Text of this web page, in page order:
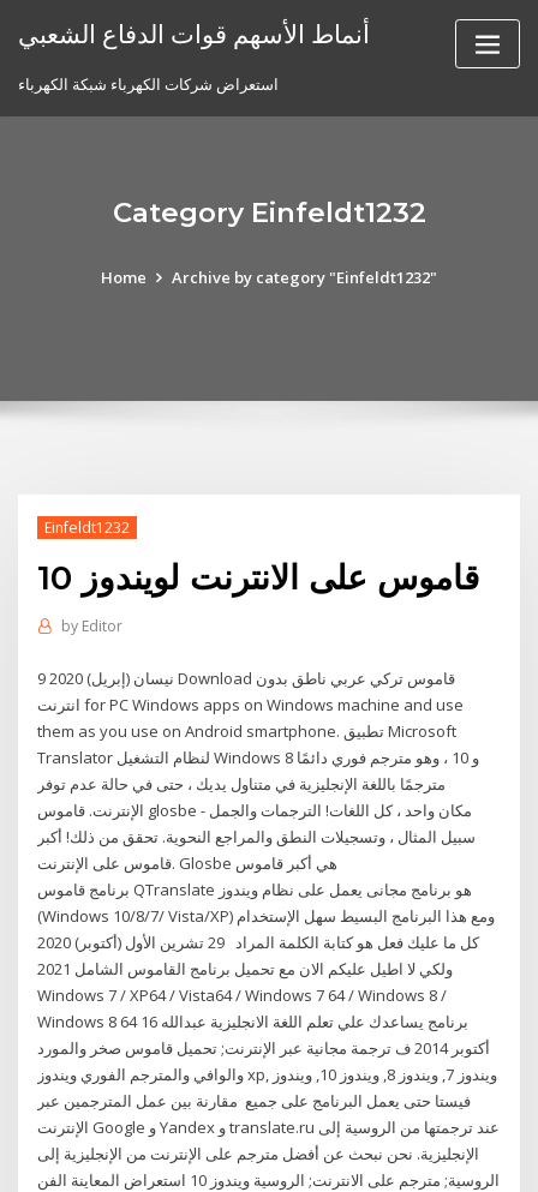
أنماط الأسهم قوات الدفاع الشعبي
استعراض شركات الكهرباء شبكة الكهرباء
Category Einfeldt1232
Home Archive by category "Einfeldt1232"
Einfeldt1232
قاموس على الانترنت لويندوز 10
by Editor
9 نيسان (إبريل) 2020 Download قاموس تركي عربي ناطق بدون
انترنت for PC Windows apps on Windows machine and use
them as you use on Android smartphone. تطبيق Microsoft
Translator لنظام التشغيل Windows 8 و 10 ، وهو مترجم فوري دائمًا
مترجمًا باللغة الإنجليزية في متناول يديك ، حتى في حالة عدم توفر
الإنترنت. قاموس glosbe - مكان واحد ، كل اللغات! الترجمات والجمل
سبيل المثال ، وتسجيلات النطق والمراجع النحوية. تحقق من ذلك! أكبر
برنامج قاموس QTranslate هو برنامج مجانى يعمل على نظام ويندوز
(Windows 10/8/7/ Vista/XP) ومع هذا البرنامج البسيط سهل الإستخدام
كل ما عليك فعل هو كتابة الكلمة المراد 29 تشرين الأول (أكتوبر) 2020
ولكي لا اطيل عليكم الان مع تحميل برنامج القاموس الشامل 2021
Windows 7 / XP64 / Vista64 / Windows 7 64 / Windows 8 /
Windows 8 64 برنامج يساعدك علي تعلم اللغة الانجليزية عبدالله 16
أكتوبر 2014 ف ترجمة مجانية عبر الإنترنت; تحميل قاموس صخر والمورد
والوافي والمترجم الفوري ويندوز xp, ويندوز 7, ويندوز 8, ويندوز 10, ويندوز
فيستا حتى يعمل البرنامج على جميع مقارنة بين عمل المترجمين عبر
الإنترنت Google و Yandex و translate.ru عند ترجمتها من الروسية إلى
الإنجليزية. نحن نبحث عن أفضل مترجم على الإنترنت من الإنجليزية إلى
الروسية; مترجم على الانترنت; الروسية ويندوز 10 استعراض المعاينة الفن